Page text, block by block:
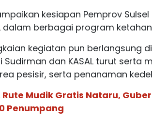
kesiapan Pemprov
dalam berbagai program
kegiatan pun berlangsung
Sudirman dan KASAL turut serta
pesisir, serta penanaman
Rute Mudik Gratis Nataru,
Penumpang